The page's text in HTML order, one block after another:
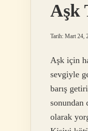
Aşk
Tarih: Mart 24,
Aşk için
sevgiyle
barış
sonundan
olarak